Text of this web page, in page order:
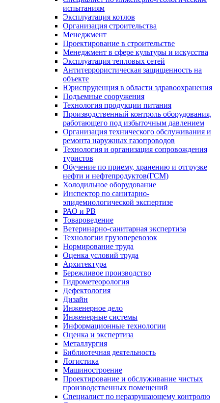
испытаниям
Эксплуатация котлов
Организация строительства
Менеджмент
Проектирование в строительстве
Менеджмент в сфере культуры и искусства
Эксплуатация тепловых сетей
Антитеррористическая защищенность на
объекте
Юриспруденция в области здравоохранения
Подъемные сооружения
Технология продукции питания
Производственный контроль оборудования,
работающего под избыточным давлением
Организация технического обслуживания и
ремонта наружных газопроводов
Технология и организация сопровождения
туристов
Обучение по приему, хранению и отгрузке
нефти и нефтепродуктов(ГСМ)
Холодильное оборудование
Инспектор по санитарно-
эпидемиологической экспертизе
РАО и РВ
Товароведение
Ветеринарно-санитарная экспертиза
Технологии грузоперевозок
Нормирование труда
Оценка условий труда
Архитектура
Бережливое производство
Гидрометеорология
Дефектология
Дизайн
Инженерное дело
Инженерные системы
Информационные технологии
Оценка и экспертиза
Металлургия
Библиотечная деятельность
Логистика
Машиностроение
Проектирование и обслуживание чистых
производственных помещений
Специалист по неразрушающему контролю